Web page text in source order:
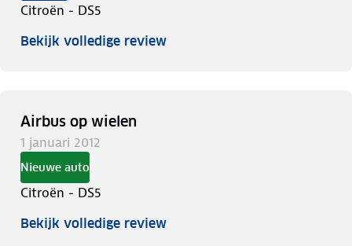
Citroën - DS5
Bekijk volledige review
Airbus op wielen
1 januari 2012
Nieuwe auto
Citroën - DS5
Bekijk volledige review